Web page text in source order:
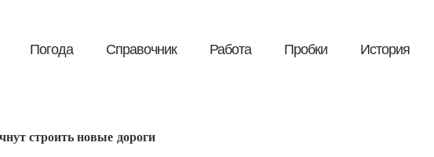
Погода Справочник Работа Пробки История
строить новые дороги